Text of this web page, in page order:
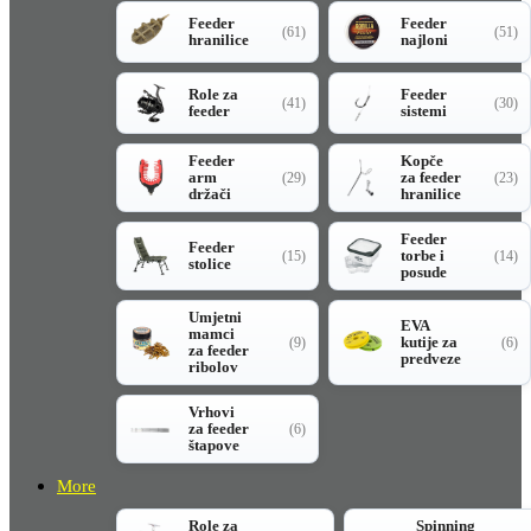
Feeder
hranilice
(61)
Feeder
najloni
(51)
Role za
feeder
(41)
Feeder
sistemi
(30)
Feeder
arm
držači
(29)
Kopče
za feeder
hranilice
(23)
Feeder
stolice
(15)
Feeder
torbe i
posude
(14)
Umjetni
mamci
za feeder
ribolov
(9)
EVA
kutije za
predveze
(6)
Vrhovi
za feeder
štapove
(6)
More
Role za
Spinning